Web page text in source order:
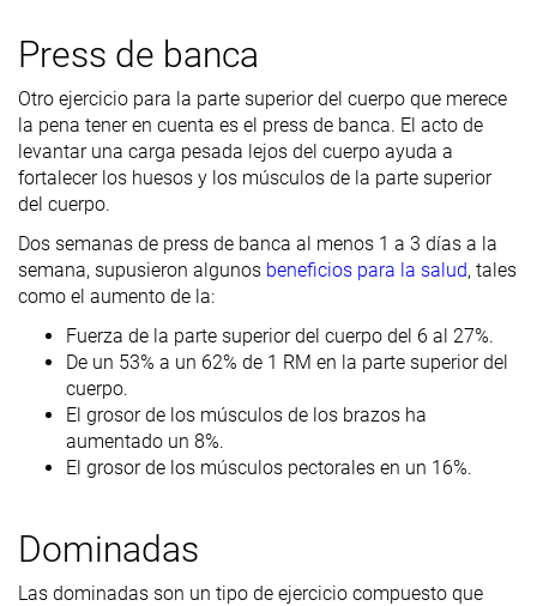
Press de banca
Otro ejercicio para la parte superior del cuerpo que merece
la pena tener en cuenta es el press de banca. El acto de
levantar una carga pesada lejos del cuerpo ayuda a
fortalecer los huesos y los músculos de la parte superior
del cuerpo.
Dos semanas de press de banca al menos 1 a 3 días a la
semana, supusieron algunos beneficios para la salud, tales
como el aumento de la:
Fuerza de la parte superior del cuerpo del 6 al 27%.
De un 53% a un 62% de 1 RM en la parte superior del
cuerpo.
El grosor de los músculos de los brazos ha
aumentado un 8%.
El grosor de los músculos pectorales en un 16%.
Dominadas
Las dominadas son un tipo de ejercicio compuesto que